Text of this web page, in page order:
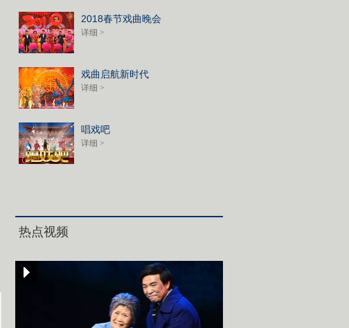
2018春节戏曲晚会
详细 >
戏曲启航新时代
详细 >
唱戏吧
详细 >
热点视频